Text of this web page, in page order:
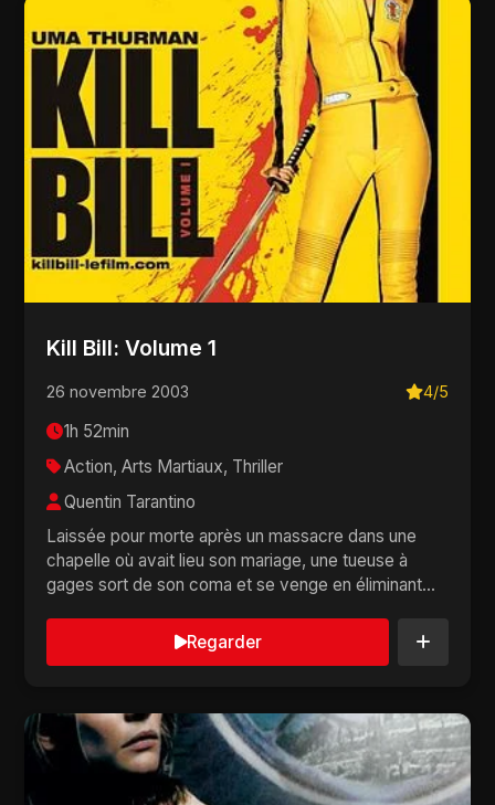
Kill Bill: Volume 1
26 novembre 2003 4/5
1h 52min
Action, Arts Martiaux, Thriller
Quentin Tarantino
Laissée pour morte après un massacre dans une
chapelle où avait lieu son mariage, une tueuse à
gages sort de son coma et se venge en éliminant
Regarder